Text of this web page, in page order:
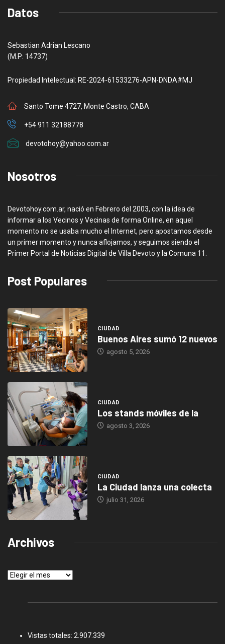
Datos
Sebastian Adrian Lescano
(M.P: 14737)
Propiedad Intelectual: RE-2024-61533276-APN-DNDA#MJ
Santo Tome 4727, Monte Castro, CABA
+54 911 32188778
devotohoy@yahoo.com.ar
Nosotros
Devotohoy.com.ar, nació en Febrero del 2003, con la idea de
informar a los Vecinos y Vecinas de forma Online, en aquel
momento no se usaba mucho el Internet, pero apostamos desde
un primer momento y nunca aflojamos, y seguimos siendo el
Primer Portal de Noticias Digital de Villa Devoto y la Comuna 11.
Post Populares
CIUDAD
Buenos Aires sumó 12 nuevos
agosto 5, 2026
CIUDAD
Los stands móviles de la
agosto 3, 2026
CIUDAD
La Ciudad lanza una colecta
julio 31, 2026
Archivos
Archivos
Vistas totales: 2.907.339